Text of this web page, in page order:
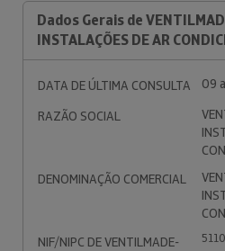
Dados Gerais de
INSTALAÇÕES DE AR
DATA DE ÚLTIMA CONSULTA
09
RAZÃO SOCIAL
DENOMINAÇÃO COMERCIAL
NIF/NIPC DE VENTILMADE-